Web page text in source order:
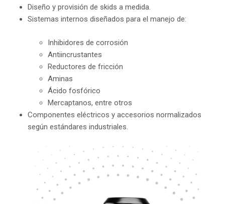
Diseño y provisión de skids a medida.
Sistemas internos diseñados para el manejo de:
Inhibidores de corrosión
Antiincrustantes
Reductores de fricción
Aminas
Ácido fosfórico
Mercaptanos, entre otros
Componentes eléctricos y accesorios normalizados
según estándares industriales.